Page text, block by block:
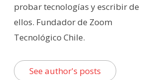
probar tecnologías y escribir de
ellos. Fundador de Zoom
Tecnológico Chile.
See author's posts